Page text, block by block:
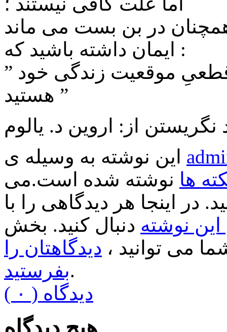
ایمان داشته باشید که :
” تنها خودِ شما مسئول جنبه هایِ قطعیِ موقعیت زندگی خود
هستید ”
از: اروین د. یالوم
ها نوشته شده است.می
در اینجا هر دیدگاهی را با
نوشته دنبال کنید. بخش
می توانید ، دیدگاهتان را
بفرستید.
( ۰ ) دیدگاه